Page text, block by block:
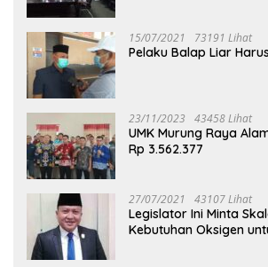
15/07/2021 73191 Lihat
Pelaku Balap Liar
23/11/2023 43458 Lihat
UMK Murung Raya
Rp 3.562.377
27/07/2021 43107 Lihat
Legislator Ini Minta
Kebutuhan Oksigen